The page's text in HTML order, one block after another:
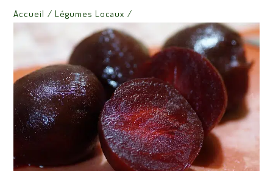
Accueil / Légumes Locaux /
BETTERAVE CUITE – entre 900g et 1,15kg